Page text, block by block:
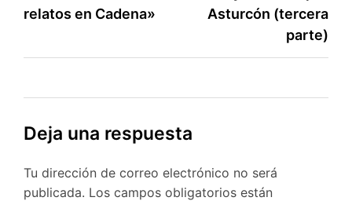
relatos en Cadena»
Asturcón (tercera
parte)
Deja una respuesta
Tu dirección de correo electrónico no será
publicada. Los campos obligatorios están